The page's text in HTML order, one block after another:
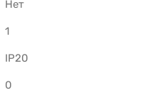
Нет
1
IP20
0